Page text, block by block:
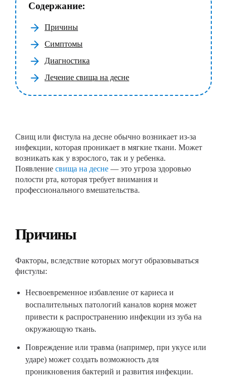
Содержание:
Причины
Симптомы
Диагностика
Лечение свища на десне
Свищ или фистула на десне обычно возникает из-за
инфекции, которая проникает в мягкие ткани. Может
возникать как у взрослого, так и у ребенка.
Появление свища на десне — это угроза здоровью
полости рта, которая требует внимания и
профессионального вмешательства.
Причины
Факторы, вследствие которых могут образовываться
фистулы:
Несвоевременное избавление от кариеса и
воспалительных патологий каналов корня может
привести к распространению инфекции из зуба на
окружающую ткань.
Повреждение или травма (например, при укусе или
ударе) может создать возможность для
проникновения бактерий и развития инфекции.